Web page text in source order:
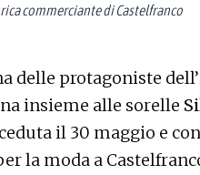
commerciante di Castelfranco
delle protagoniste
insieme alle sorelle
il 30 maggio e
la moda a